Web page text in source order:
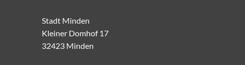
Stadt Minden
Kleiner Domhof 17
32423 Minden